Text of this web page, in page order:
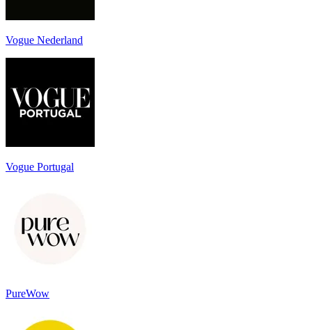
Vogue Nederland
Vogue Portugal
PureWow